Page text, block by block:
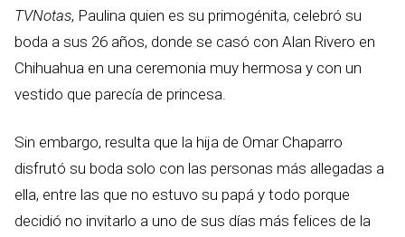
TVNotas, Paulina quien es su primogénita, celebró su
boda a sus 26 años, donde se casó con Alan Rivero en
Chihuahua en una ceremonia muy hermosa y con un
vestido que parecía de princesa.
Sin embargo, resulta que la hija de Omar Chaparro
disfrutó su boda solo con las personas más allegadas a
ella, entre las que no estuvo su papá y todo porque
decidió no invitarlo a uno de sus días más felices de la